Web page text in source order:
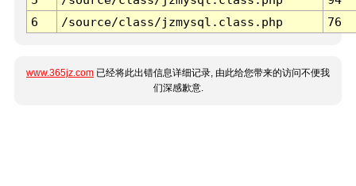
6
/source/class/jzmysql.class.php 76
www.365jz.com 已经将此出错信息详细记录, 由此给您带来的访问不便我
们深感歉意.